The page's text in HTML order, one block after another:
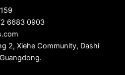
6683 0903
2, Xiehe Community, Dashi